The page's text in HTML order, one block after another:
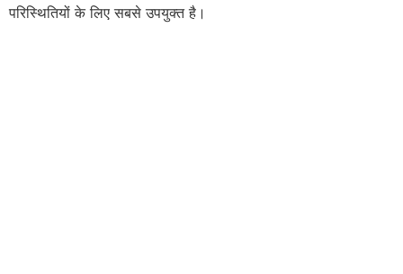
परिस्थितियों के लिए सबसे उपयुक्त है।